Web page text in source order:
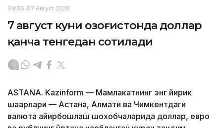
09:36, 07 Август 2026
7 август куни Қозоғистонда доллар
қанча тенгедан сотилади
ASTANA. Kazinform — Мамлакатнинг энг йирик
шаҳарлари — Астана, Алмати ва Чимкентдаги
валюта айирбошлаш шохобчаларида доллар, евро